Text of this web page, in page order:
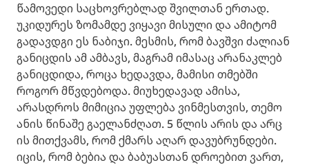
წამოვედი საცხოვრებლად შვილთან ერთად.
უკიდურეს ზომამდე ვიყავი მისული და ამიტომ
გადავდგი ეს ნაბიჯი. მესმის, რომ ბავშვი ძალიან
განიცდის ამ ამბავს, მაგრამ იმასაც არანაკლებ
განიცდიდა, როცა ხედავდა, მამისი თმებში
როგორ მწვდებოდა. მიუხედავად ამისა,
არასდროს მიმიცია უფლება ვინმესთვის, თემო
ანის წინაშე გაელანძღათ. 5 წლის არის და არც
ის მითქვამს, რომ ქმარს აღარ დავუბრუნდები.
იცის, რომ ბებია და ბაბუასთან დროებით ვართ,